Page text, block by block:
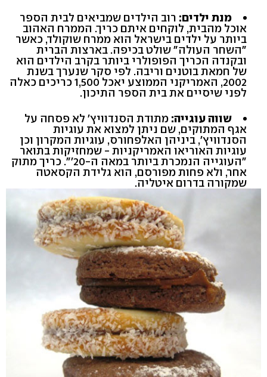
מנת ילדים: רוב הילדים שמביאים לבית הספר
אוכל מהבית, לוקחים איתם כריך. הממרח האהוב
ביותר על ילדים בישראל הוא ממרח שוקולד, כאשר
"השחר העולה" שולט בכיפה. בארצות הברית
ובקנדה הכריך הפופולרי ביותר בקרב הילדים הוא
של חמאת בוטנים וריבה. לפי סקר שנערך בשנת
2002, האמריקני הממוצע יאכל 1,500 כריכים כאלה
לפני שיסיים את בית הספר התיכון.
שווה עוגייה: מתודת הסנדוויץ' לא פסחה על
אגף המתוקים, שם ניתן למצוא את עוגיות
הסנדוויץ', ביניהן האלפחורס, עוגיות המקרון וכן
עוגיות האוריאו האמריקניות - שמחזיקות בתואר
"העוגייה הנמכרת ביותר במאה ה-20'". כריך מתוק
אחר, ולא פחות מפורסם, הוא גלידת הקסאטה
שמקורה בדרום איטליה.